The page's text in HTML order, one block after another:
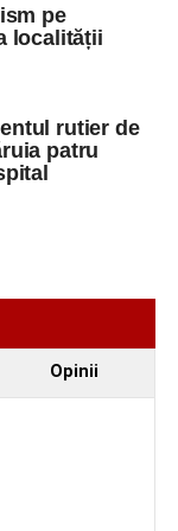
News
își întărește
pe
localității
rutier de
patru
Opinii